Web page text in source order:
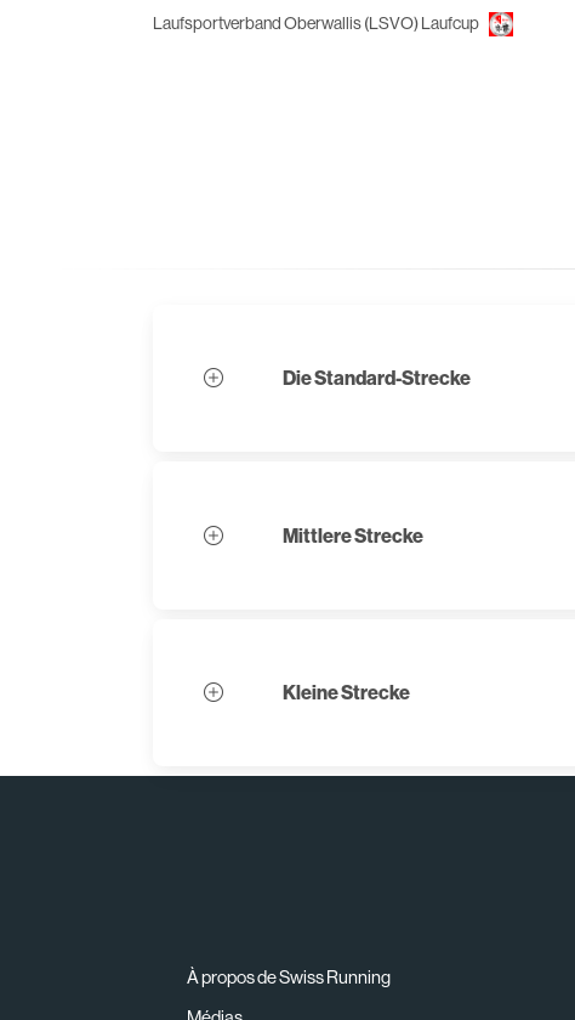
Laufsportverband Oberwallis (LSVO) Laufcup
Die Standard-Strecke
Mittlere Strecke
Kleine Strecke
À propos de Swiss Running